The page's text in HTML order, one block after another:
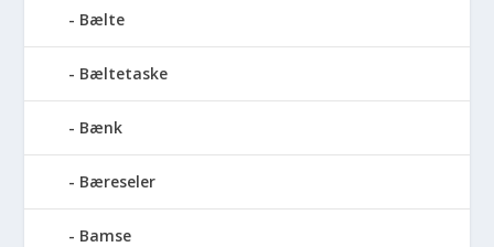
Bælte
Bæltetaske
Bænk
Bæreseler
Bamse